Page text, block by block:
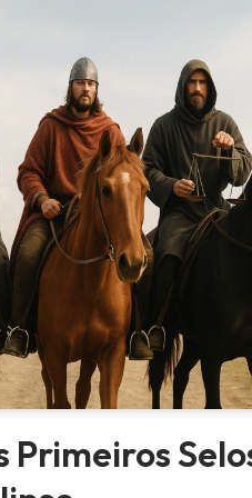
Primeiros